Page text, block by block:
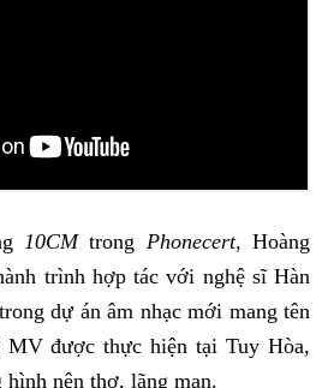
10CMtrong Phonecert, Hoàng
trình hợp tác với nghệ sĩ Hàn
dự án âm nhạc mới mang tên
được thực hiện tại Tuy Hòa,
hình nên thơ, lãng mạn.